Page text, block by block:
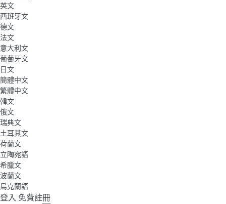
英文
西班牙文
德文
法文
意大利文
葡萄牙文
日文
簡體中文
繁體中文
韓文
俄文
瑞典文
土耳其文
荷蘭文
立陶宛語
希臘文
波蘭文
烏克蘭語
登入 免費註冊